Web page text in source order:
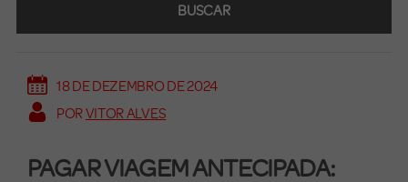
BUSCAR
18 DE DEZEMBRO DE 2024
PORVITOR ALVES
PAGAR VIAGEM ANTECIPADA: